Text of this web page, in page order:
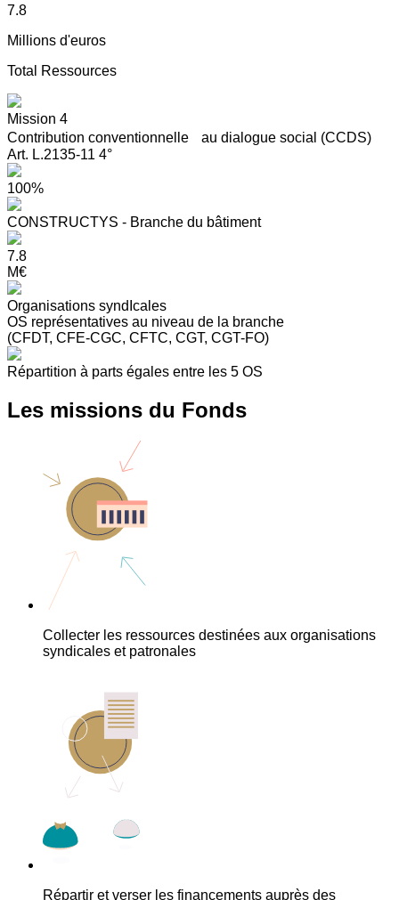
7.8
Millions d'euros
Total Ressources
Mission 4
Contribution conventionnelle au dialogue social (CCDS)
Art. L.2135-11 4°
100%
CONSTRUCTYS - Branche du bâtiment
7.8
M€
Organisations syndIcales
OS représentatives au niveau de la branche
(CFDT, CFE-CGC, CFTC, CGT, CGT-FO)
Répartition à parts égales entre les 5 OS
Les missions du Fonds
Collecter les ressources destinées aux organisations
syndicales et patronales
Répartir et verser les financements auprès des